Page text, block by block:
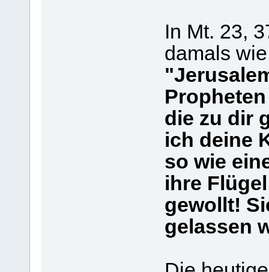
In Mt. 23,
damals
die zu dir
ich deine
so wie
ihre
gewollt!
gelassen